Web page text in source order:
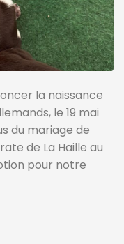
la naissance
le 19 mai
du mariage de
de La Haille au
pour notre